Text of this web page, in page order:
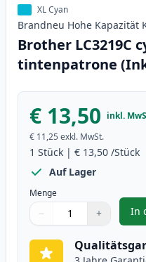
XL Cyan
Brandneu Hohe Kapazität
Brother LC3219C
tintenpatrone
€ 13,50 inkl.
€ 11,25 exkl. MwSt.
1 Stück | € 13,50 /Stück
Auf Lager
Menge
Verwenden Sie die
− +
1
In